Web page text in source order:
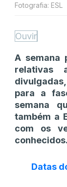
Fotografia: ESL
Ouvir
A semana
relativas
para a
semana
também a
com os
conhecidos.
Datas